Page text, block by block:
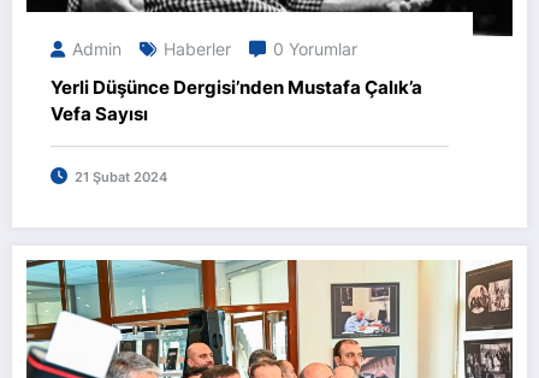
Admin Haberler 0 Yorumlar
Yerli Düşünce Dergisi’nden Mustafa Çalık’a
Vefa Sayısı
21 Şubat 2024